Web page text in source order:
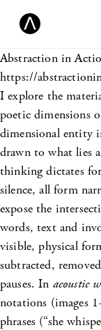
Abstraction in
https://
I explore the
poetic dimensions
dimensional entity
drawn to what lies
thinking dictates
silence, all form
expose the
words, text and
visible, physical
subtracted,
pauses. In acoustic
notations (images
phrases (“she